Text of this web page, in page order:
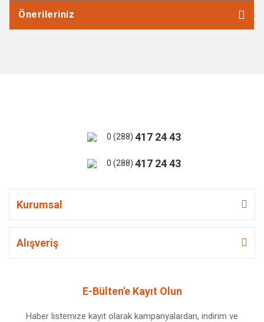
Önerileriniz
0 (288) 417 24 43
0 (288) 417 24 43
Kurumsal
Alışveriş
E-Bülten'e Kayıt Olun
Haber listemize kayıt olarak kampanyalardan, indirim ve